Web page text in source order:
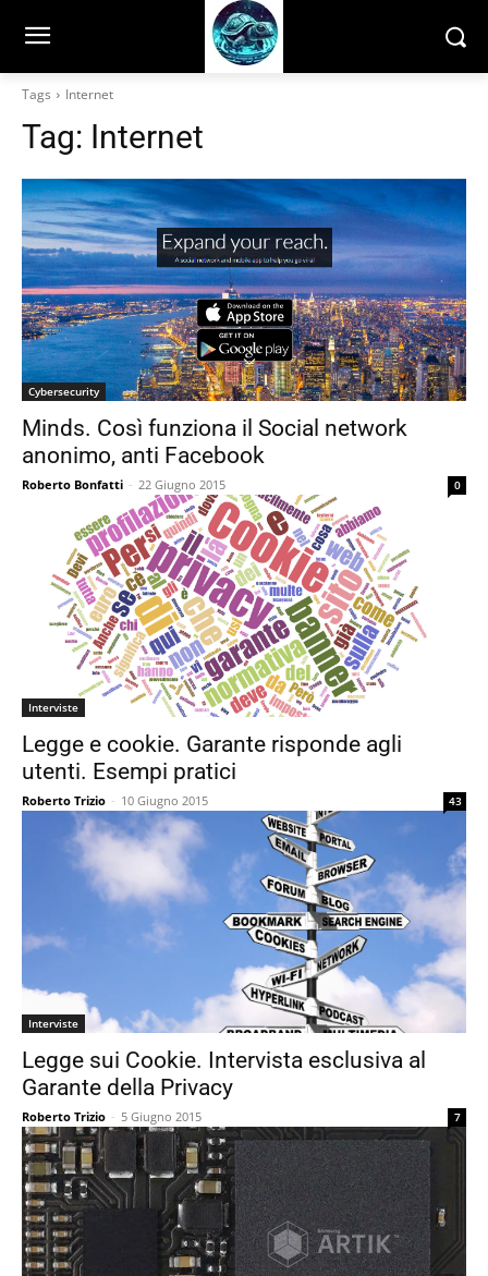
Tags Internet
Tag: Internet
Cybersecurity
Minds. Così funziona il Social network
anonimo, anti Facebook
Roberto Bonfatti - 22 Giugno 2015 0
Interviste
Legge e cookie. Garante risponde agli
utenti. Esempi pratici
Roberto Trizio - 10 Giugno 2015 43
Interviste
Legge sui Cookie. Intervista esclusiva al
Garante della Privacy
Roberto Trizio - 5 Giugno 2015 7